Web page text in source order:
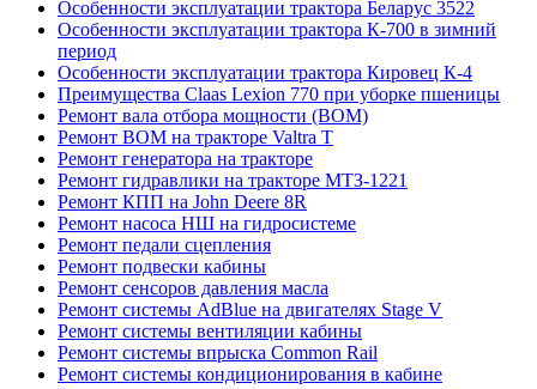
Особенности эксплуатации трактора Беларус 3522
Особенности эксплуатации трактора К-700 в зимний
период
Особенности эксплуатации трактора Кировец К-4
Преимущества Claas Lexion 770 при уборке пшеницы
Ремонт вала отбора мощности (ВОМ)
Ремонт ВОМ на тракторе Valtra T
Ремонт генератора на тракторе
Ремонт гидравлики на тракторе МТЗ-1221
Ремонт КПП на John Deere 8R
Ремонт насоса НШ на гидросистеме
Ремонт педали сцепления
Ремонт подвески кабины
Ремонт сенсоров давления масла
Ремонт системы AdBlue на двигателях Stage V
Ремонт системы вентиляции кабины
Ремонт системы впрыска Common Rail
Ремонт системы кондиционирования в кабине